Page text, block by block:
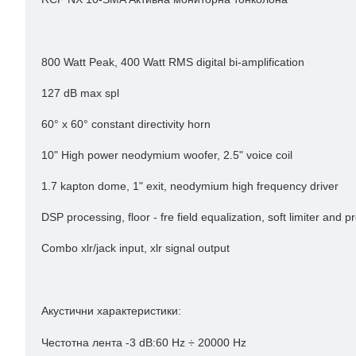
800 Watt Peak, 400 Watt RMS digital bi-amplification
127 dB max spl
60° x 60° constant directivity horn
10" High power neodymium woofer, 2.5" voice coil
1.7 kapton dome, 1" exit, neodymium high frequency driver
DSP processing, floor - fre field equalization, soft limiter and
Combo xlr/jack input, xlr signal output
Акустични характеристики:
Честотна лента -3 dB:60 Hz ÷ 20000 Hz